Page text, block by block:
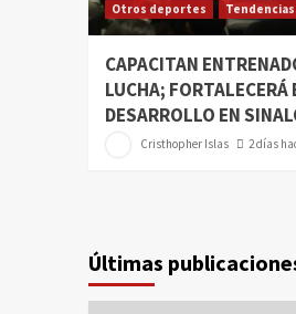
Otros deportes Tendencias
CAPACITAN
LUCHA; FORTALECERÁ
DESARROLLO EN
Cristhopher Islas 2 días
Últimas